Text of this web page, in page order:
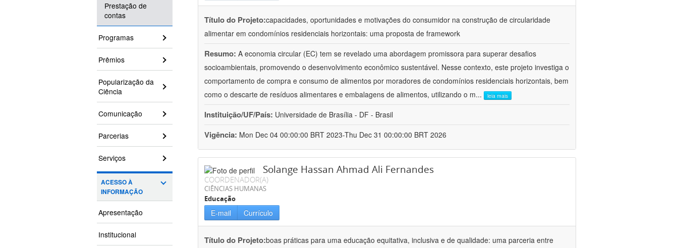
Prestação de
contas
Programas
Prêmios
Popularização da
Ciência
Comunicação
Parcerias
Serviços
ACESSO À
INFORMAÇÃO
Apresentação
Institucional
Título do Projeto:capacidades, oportunidades e motivações do consumidor na construção de circularidade
alimentar em condomínios residenciais horizontais: uma proposta de framework
Resumo: A economia circular (EC) tem se revelado uma abordagem promissora para superar desafios
socioambientais, promovendo o desenvolvimento econômico sustentável. Nesse contexto, este projeto investiga o
comportamento de compra e consumo de alimentos por moradores de condomínios residenciais horizontais, bem
como o descarte de resíduos alimentares e embalagens de alimentos, utilizando o m... leia mais
Instituição/UF/País: Universidade de Brasília - DF - Brasil
Vigência: Mon Dec 04 00:00:00 BRT 2023-Thu Dec 31 00:00:00 BRT 2026
Solange Hassan Ahmad Ali Fernandes
COORDENADOR(A)
CIÊNCIAS HUMANAS
Educação
E-mail Currículo
Título do Projeto:boas práticas para uma educação equitativa, inclusiva e de qualidade: uma parceria entre